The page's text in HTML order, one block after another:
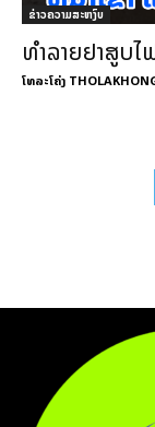
ຂ່າວຄວາມສະຫງົບ
ທໍາລາຍຢາສູບໄ
ໂທລະໂຄ່ງ